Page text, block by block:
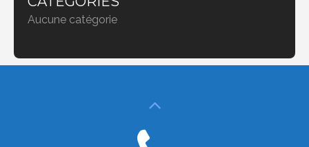
Aucune catégorie